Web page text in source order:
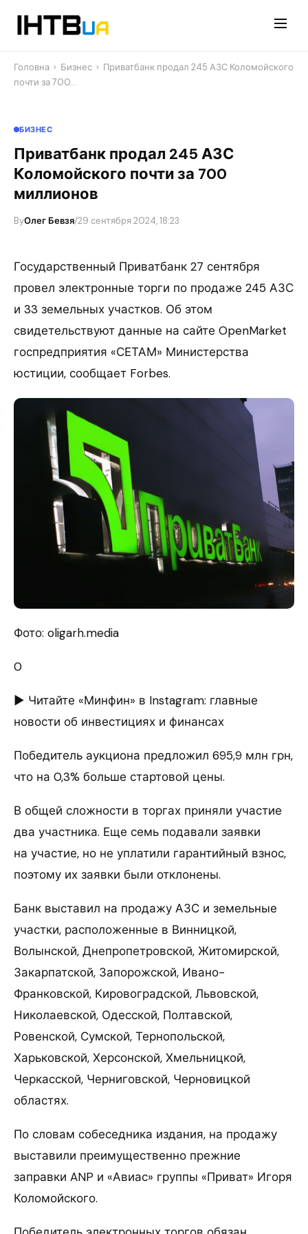
Головна › Бизнес › Приватбанк продал 245 АЗС Коломойского
почти за 700…
БИЗНЕС
Приватбанк продал 245 АЗС
Коломойского почти за 700
миллионов
ByОлег Бевзя/29 сентября 2024, 18:23
Государственный Приватбанк 27 сентября
провел электронные торги по продаже 245 АЗС
и 33 земельных участков. Об этом
свидетельствуют данные на сайте OpenMarket
госпредприятия «СЕТАМ» Министерства
юстиции, сообщает Forbes.
Фото: oligarh.media
0
► Читайте «Минфин» в Instagram: главные
новости об инвестициях и финансах
Победитель аукциона предложил 695,9 млн грн,
что на 0,3% больше стартовой цены.
В общей сложности в торгах приняли участие
два участника. Еще семь подавали заявки
на участие, но не уплатили гарантийный взнос,
поэтому их заявки были отклонены.
Банк выставил на продажу АЗС и земельные
участки, расположенные в Винницкой,
Волынской, Днепропетровской, Житомирской,
Закарпатской, Запорожской, Ивано-
Франковской, Кировоградской, Львовской,
Николаевской, Одесской, Полтавской,
Ровенской, Сумской, Тернопольской,
Харьковской, Херсонской, Хмельницкой,
Черкасской, Черниговской, Черновицкой
областях.
По словам собеседника издания, на продажу
выставили преимущественно прежние
заправки ANP и «Авиас» группы «Приват» Игоря
Коломойского.